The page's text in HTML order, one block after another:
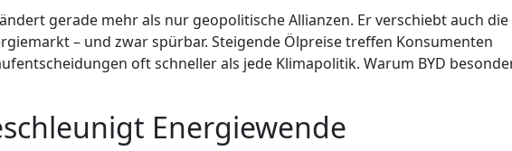
gerade mehr als nur geopolitische Allianzen. Er verschiebt auch die
– und zwar spürbar. Steigende Ölpreise treffen Konsumenten
oft schneller als jede Klimapolitik. Warum BYD
Energiewende